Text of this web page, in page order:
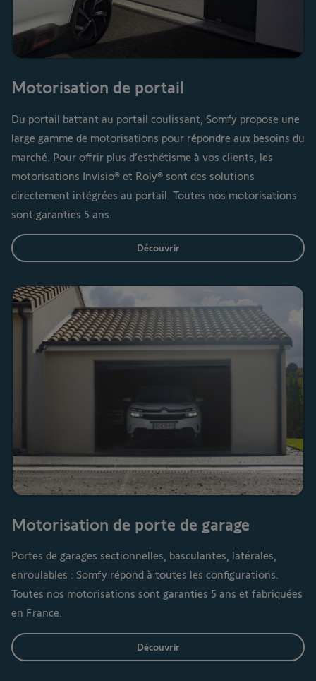
Motorisation de portail
Du portail battant au portail coulissant, Somfy propose une
large gamme de motorisations pour répondre aux besoins du
marché. Pour offrir plus d’esthétisme à vos clients, les
motorisations Invisio® et Roly® sont des solutions
directement intégrées au portail. Toutes nos motorisations
sont garanties 5 ans.
Découvrir
Motorisation de porte de garage
Portes de garages sectionnelles, basculantes, latérales,
enroulables : Somfy répond à toutes les configurations.
Toutes nos motorisations sont garanties 5 ans et fabriquées
en France.
Découvrir